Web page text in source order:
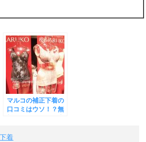
マルコの補正下着の
口コミはウソ！？無
か？
着